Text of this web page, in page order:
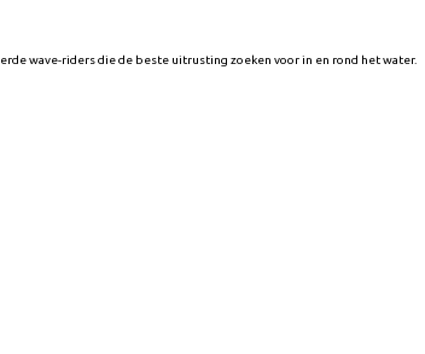
wave-riders die de beste uitrusting zoeken voor in en rond het water.